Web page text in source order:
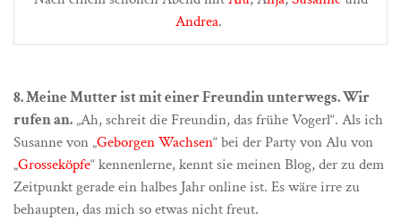
Andrea.
8. Meine Mutter ist mit einer Freundin unterwegs. Wir
rufen an. „Ah, schreit die Freundin, das frühe Vogerl“. Als ich
Susanne von „Geborgen Wachsen“ bei der Party von Alu von
„Grosseköpfe“ kennenlerne, kennt sie meinen Blog, der zu dem
Zeitpunkt gerade ein halbes Jahr online ist. Es wäre irre zu
behaupten, das mich so etwas nicht freut.